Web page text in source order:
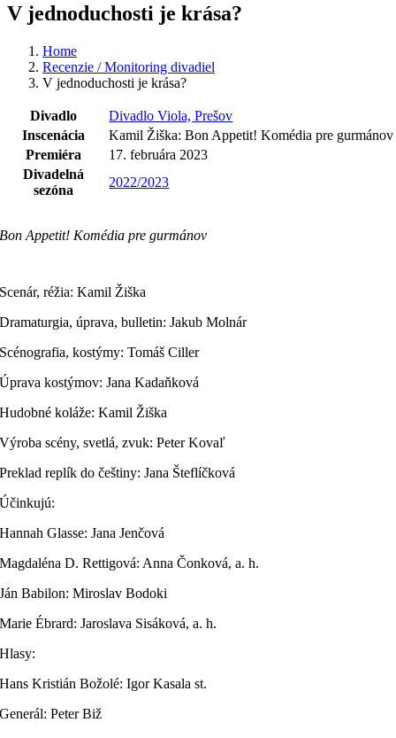
V jednoduchosti je krása?
Home
Recenzie / Monitoring divadiel
V jednoduchosti je krása?
Divadlo
Divadlo Viola, Prešov
Inscenácia
Kamil Žiška: Bon Appetit! Komédia pre gurmánov
Premiéra
17. februára 2023
Divadelná
sezóna
2022/2023
Bon Appetit! Komédia pre gurmánov
Scenár, réžia: Kamil Žiška
Dramaturgia, úprava, bulletin: Jakub Molnár
Scénografia, kostýmy: Tomáš Ciller
Úprava kostýmov: Jana Kadaňková
Hudobné koláže: Kamil Žiška
Výroba scény, svetlá, zvuk: Peter Kovaľ
Preklad replík do češtiny: Jana Šteflíčková
Účinkujú:
Hannah Glasse: Jana Jenčová
Magdaléna D. Rettigová: Anna Čonková, a. h.
Ján Babilon: Miroslav Bodoki
Marie Ébrard: Jaroslava Sisáková, a. h.
Hlasy:
Hans Kristián Božolé: Igor Kasala st.
Generál: Peter Biž